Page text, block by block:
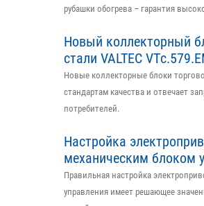
рубашки обогрева – гарантия
Новый коллекторный
стали VALTEC
Новые коллекторные блоки
стандартам качества и отвечает
потребителей.
Настройка
механическим блоком
Правильная настройка
управления имеет решающее